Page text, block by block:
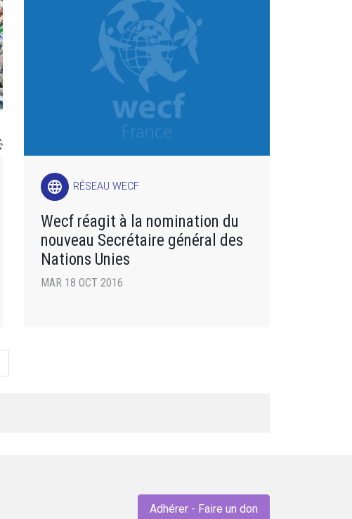
language RÉSEAU WECF
Wecf réagit à la nomination du
nouveau Secrétaire général des
Nations Unies
MAR 18 OCT 2016
Adhérer - Faire un don